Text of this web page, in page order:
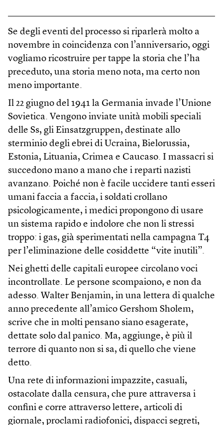
Se degli eventi del processo si riparlerà molto a
novembre in coincidenza con l’anniversario, oggi
vogliamo ricostruire per tappe la storia che l’ha
preceduto, una storia meno nota, ma certo non
meno importante.
Il 22 giugno del 1941 la Germania invade l’Unione
Sovietica. Vengono inviate unità mobili speciali
delle Ss, gli Einsatzgruppen, destinate allo
sterminio degli ebrei di Ucraina, Bielorussia,
Estonia, Lituania, Crimea e Caucaso. I massacri si
succedono mano a mano che i reparti nazisti
avanzano. Poiché non è facile uccidere tanti esseri
umani faccia a faccia, i soldati crollano
psicologicamente, i medici propongono di usare
un sistema rapido e indolore che non li stressi
troppo: i gas, già sperimentati nella campagna T4
per l’eliminazione delle cosiddette “vite inutili”.
Nei ghetti delle capitali europee circolano voci
incontrollate. Le persone scompaiono, e non da
adesso. Walter Benjamin, in una lettera di qualche
anno precedente all’amico Gershom Sholem,
scrive che in molti pensano siano esagerate,
dettate solo dal panico. Ma, aggiunge, è più il
terrore di quanto non si sa, di quello che viene
detto.
Una rete di informazioni impazzite, casuali,
ostacolate dalla censura, che pure attraversa i
confini e corre attraverso lettere, articoli di
giornale, proclami radiofonici, dispacci segreti,